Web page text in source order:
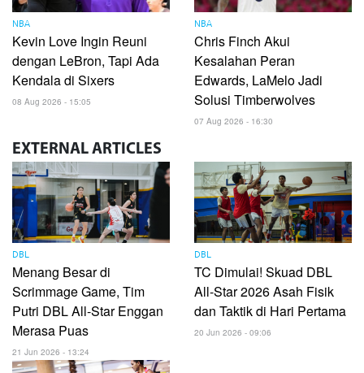
NBA
Kevin Love Ingin Reuni
dengan LeBron, Tapi Ada
Kendala di Sixers
08 Aug 2026 - 15:05
NBA
Chris Finch Akui
Kesalahan Peran
Edwards, LaMelo Jadi
Solusi Timberwolves
07 Aug 2026 - 16:30
EXTERNAL ARTICLES
DBL
Menang Besar di
Scrimmage Game, Tim
Putri DBL All-Star Enggan
Merasa Puas
21 Jun 2026 - 13:24
DBL
TC Dimulai! Skuad DBL
All-Star 2026 Asah Fisik
dan Taktik di Hari Pertama
20 Jun 2026 - 09:06